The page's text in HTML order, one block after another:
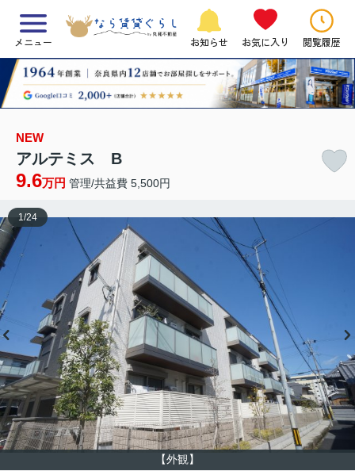
メニュー お知らせ お気に入り 閲覧履歴
NEW
アルテミス B
9.6万円 管理/共益費 5,500円
【外観】
1/24